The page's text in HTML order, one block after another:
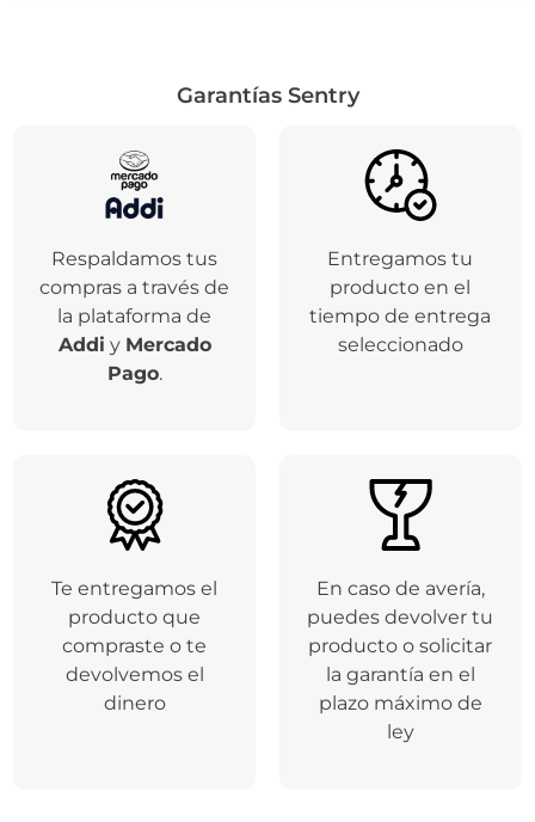
Garantías Sentry
Respaldamos tus
compras a través de
la plataforma de
Addi y Mercado
Pago.
Entregamos tu
producto en el
tiempo de entrega
seleccionado
Te entregamos el
producto que
compraste o te
devolvemos el
dinero
En caso de avería,
puedes devolver tu
producto o solicitar
la garantía en el
plazo máximo de
ley